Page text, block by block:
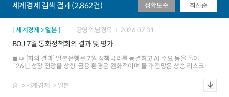
세계경제 검색 결과 (2,862건) 정확도순 최신순
세계경제 > 일본 강영숙,남경옥 2026.07.31
BOJ 7월 통화정책회의 결과 및 평가
ㅁ [회의 결과] 일본은행은 7월 정책금리를 동결하고 AI 수요 등을 들어
`26년 성장 전망을 상향. 금융 환경은 완화적이며 물가 전망은 상승 리스크가
엔화 약세를 지목하고 금리 인상 가속 가능성도 언급 ㅁ[시장 반응] 당국의
외환시장 개입, 일본은행의 물가 상승 위험 강조에도 조기 금리 인상 시그널
홈 세계경제 일본